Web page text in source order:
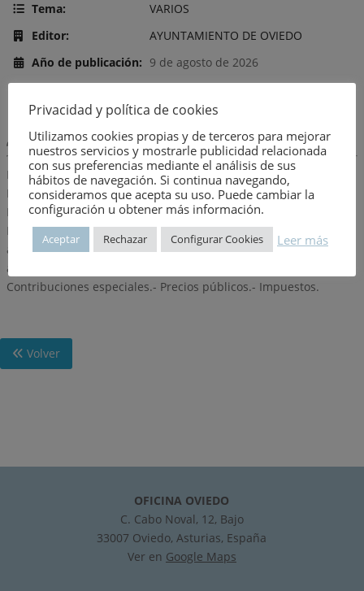
Tema:
VARIOS
Editor:
AYUNTAMIENTO DE OVIEDO
Año de publicación: 9 de agosto de 2026
Descripción:
RECOGE LA ORDENANZA GENERAL DE GESTION, RECAUDACION
E INSPECCION DE LOS INGRESOS DE DERECHO PUBLICO
LOCALES. CONTIENE TABLAS QUE SE DIVIDEN DE LA SIGUIENTE
MANERA:- Por presentación de servicios o realización de
actividades de competencia local.- Por utilización privativa o
aprovechamiento especial del dominio público local.-
Contribuciones especiales.- Precios públicos.- Impuestos.
Volver
OFICINA OVIEDO
C. Cabo Noval, 12, Bajo
33007 Oviedo, Asturias, España
Ver en Google Maps
Privacidad y política de cookies
Utilizamos cookies propias y de terceros para mejorar
nuestros servicios y mostrarle publicidad relacionada
con sus preferencias mediante el análisis de sus
hábitos de navegación. Si continua navegando,
consideramos que acepta su uso. Puede cambiar la
configuración u obtener más información.
Aceptar Rechazar Configurar Cookies Leer más